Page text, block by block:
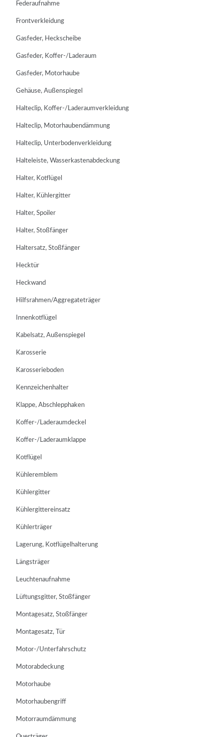
Federaufnahme
Frontverkleidung
Gasfeder, Heckscheibe
Gasfeder, Koffer-/Laderaum
Gasfeder, Motorhaube
Gehäuse, Außenspiegel
Halteclip, Koffer-/Laderaumverkleidung
Halteclip, Motorhaubendämmung
Halteclip, Unterbodenverkleidung
Halteleiste, Wasserkastenabdeckung
Halter, Kotflügel
Halter, Kühlergitter
Halter, Spoiler
Halter, Stoßfänger
Haltersatz, Stoßfänger
Hecktür
Heckwand
Hilfsrahmen/Aggregateträger
Innenkotflügel
Kabelsatz, Außenspiegel
Karosserie
Karosserieboden
Kennzeichenhalter
Klappe, Abschlepphaken
Koffer-/Laderaumdeckel
Koffer-/Laderaumklappe
Kotflügel
Kühleremblem
Kühlergitter
Kühlergittereinsatz
Kühlerträger
Lagerung, Kotflügelhalterung
Längsträger
Leuchtenaufnahme
Lüftungsgitter, Stoßfänger
Montagesatz, Stoßfänger
Montagesatz, Tür
Motor-/Unterfahrschutz
Motorabdeckung
Motorhaube
Motorhaubengriff
Motorraumdämmung